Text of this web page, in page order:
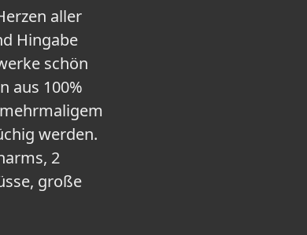
aller
Hingabe
schön
aus 100%
werden.
2
große